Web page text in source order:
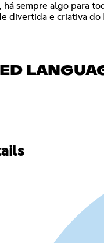
há sempre algo para
divertida e criativa do